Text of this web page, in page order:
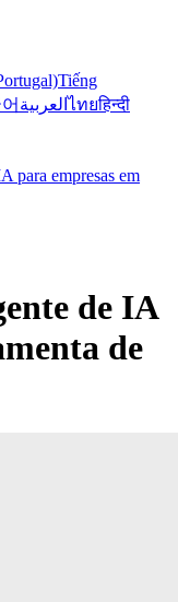
Tiếng
العربيةไทยहिन्दी
para empresas em
de IA
de